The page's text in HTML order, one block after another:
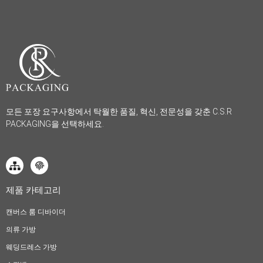
모든 포장 요구사항에서 탁월한 품질, 혁신, 전문성을 갖춘 C.S.R
PACKAGING을 선택하세요.
제품 카테고리
캔버스 룸 디바이더
의류 가방
웨딩드레스 가방